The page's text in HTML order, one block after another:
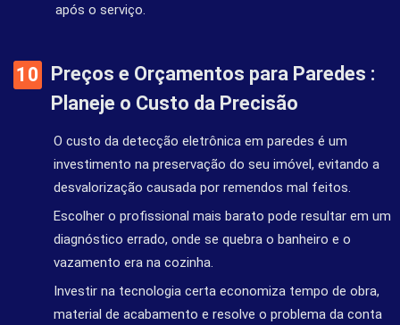
após o serviço.
Preços e Orçamentos para Paredes :
Planeje o Custo da Precisão
O custo da detecção eletrônica em paredes é um
investimento na preservação do seu imóvel, evitando a
desvalorização causada por remendos mal feitos.
Escolher o profissional mais barato pode resultar em um
diagnóstico errado, onde se quebra o banheiro e o
vazamento era na cozinha.
Investir na tecnologia certa economiza tempo de obra,
material de acabamento e resolve o problema da conta